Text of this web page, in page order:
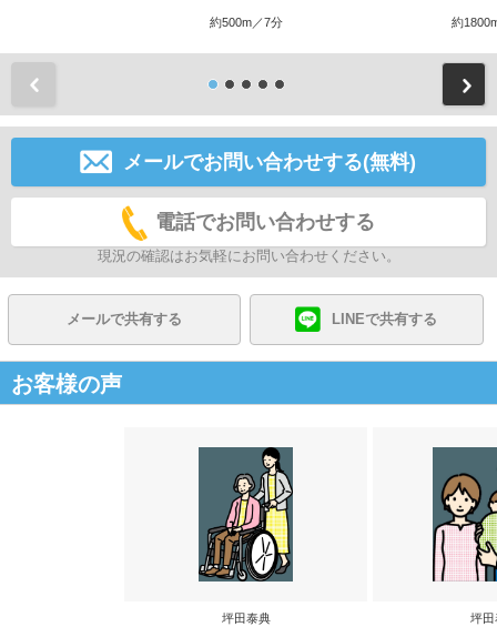
約500m／7分 約
メールでお問い合わせする(無料)
電話でお問い合わせする
現況の確認はお気軽にお問い合わせください。
メールで共有する LINEで共有する
お客様の声
坪田泰典 坪田